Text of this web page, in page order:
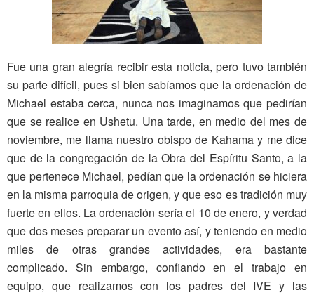
Fue una gran alegría recibir esta noticia, pero tuvo también
su parte difícil, pues si bien sabíamos que la ordenación de
Michael estaba cerca, nunca nos imaginamos que pedirían
que se realice en Ushetu. Una tarde, en medio del mes de
noviembre, me llama nuestro obispo de Kahama y me dice
que de la congregación de la Obra del Espíritu Santo, a la
que pertenece Michael, pedían que la ordenación se hiciera
en la misma parroquia de origen, y que eso es tradición muy
fuerte en ellos. La ordenación sería el 10 de enero, y verdad
que dos meses preparar un evento así, y teniendo en medio
miles de otras grandes actividades, era bastante
complicado. Sin embargo, confiando en el trabajo en
equipo, que realizamos con los padres del IVE y las